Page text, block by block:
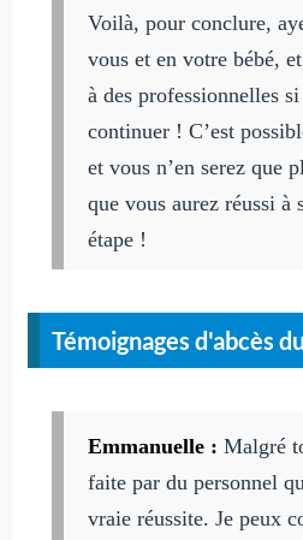
Voilà, pour conclure,
vous et en votre bébé,
à des professionnelles
continuer ! C’est
et vous n’en serez que
que vous aurez réussi à
étape !
Témoignages d'abcès
Emmanuelle : Malgré
faite par du personnel
vraie réussite. Je peux